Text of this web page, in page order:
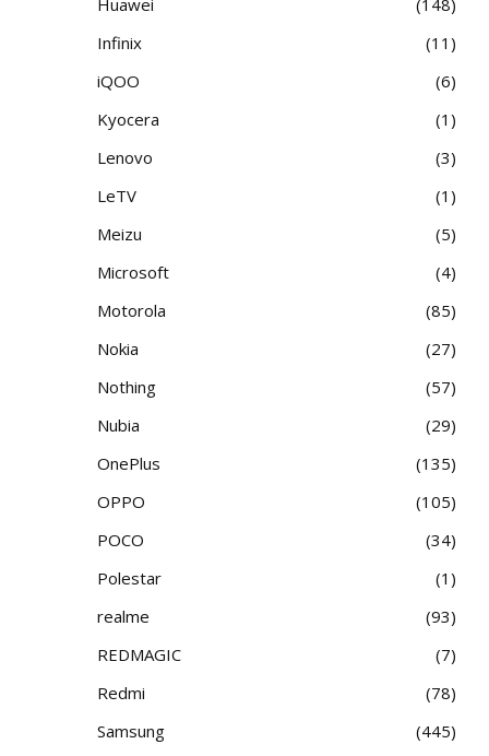
Infinix
11
iQOO
6
Kyocera
1
Lenovo
3
LeTV
1
Meizu
5
Microsoft
4
Motorola
85
Nokia
27
Nothing
57
Nubia
29
OnePlus
135
OPPO
105
POCO
34
Polestar
1
realme
93
REDMAGIC
7
Redmi
78
Samsung
445